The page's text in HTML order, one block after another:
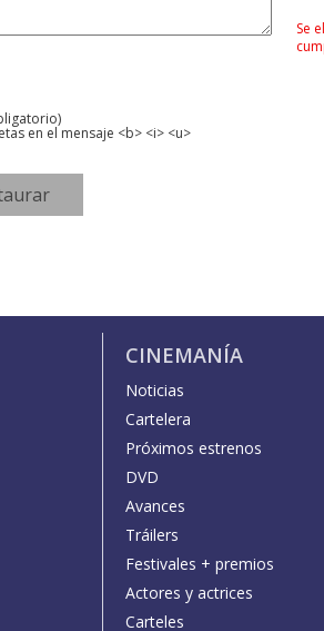
Se
en el mensaje <b> <i> <u>
CINEMANÍA
Noticias
Cartelera
Próximos estrenos
DVD
Avances
Tráilers
Festivales + premios
Actores y actrices
Carteles